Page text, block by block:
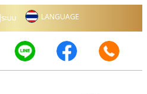
ะบบ LANGUAGE